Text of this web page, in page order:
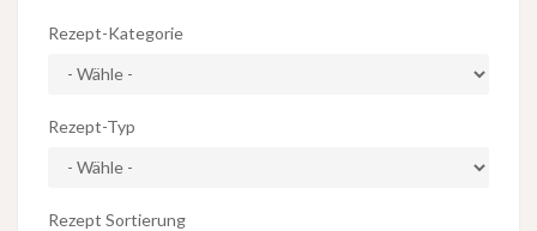
Rezept-Kategorie
Rezept-Typ
Rezept Sortierung